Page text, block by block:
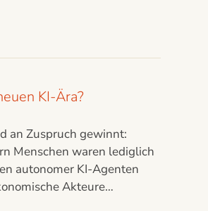
KI-Ära?
an Zuspruch gewinnt:
Menschen waren lediglich
autonomer KI-Agenten
Akteure…